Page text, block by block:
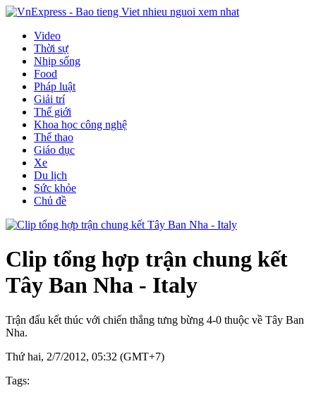
Video
Thời sự
Nhịp sống
Food
Pháp luật
Giải trí
Thế giới
Khoa học công nghệ
Thể thao
Giáo dục
Xe
Du lịch
Sức khỏe
Chủ đề
Clip tổng hợp trận chung kết
Tây Ban Nha - Italy
Trận đấu kết thúc với chiến thắng tưng bừng 4-0 thuộc về Tây Ban
Nha.
Thứ hai, 2/7/2012, 05:32 (GMT+7)
Tags: